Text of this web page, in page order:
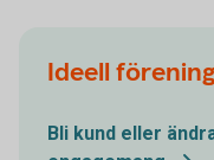
Ideell
Bli kund eller